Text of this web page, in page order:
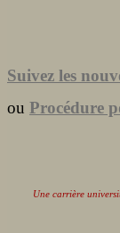
Suivez les
ou Procédure
Une carrière